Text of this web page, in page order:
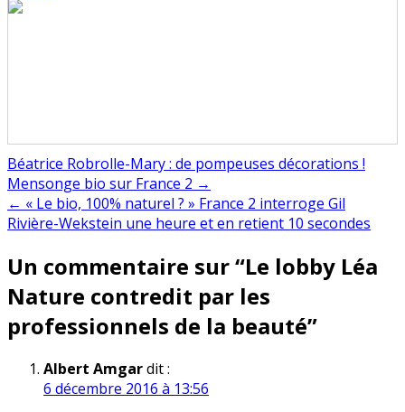
Béatrice Robrolle-Mary : de pompeuses décorations !
Navigation
de
Mensonge bio sur France 2 →
← « Le bio, 100% naturel ? » France 2 interroge Gil
Rivière-Wekstein une heure et en retient 10 secondes
Un commentaire sur “Le lobby Léa
Nature contredit par les
professionnels de la beauté”
Albert Amgardit :
6 décembre 2016 à 13:56